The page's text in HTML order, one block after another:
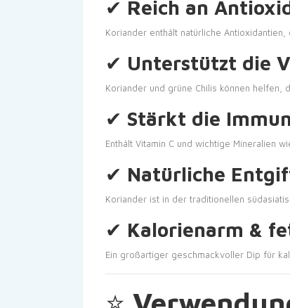
✔ Reich an
Koriander enthält natürliche
✔ Unterstützt die
Koriander und grüne Chilis können helfen,
✔ Stärkt die
Enthält Vitamin C und wichtige Mineralien
✔ Natürliche
Koriander ist in der traditionellen
✔ Kalorienarm &
Ein großartiger geschmackvoller Dip für